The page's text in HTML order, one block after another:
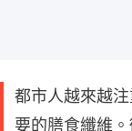
都市人越來越
要的膳食纖維